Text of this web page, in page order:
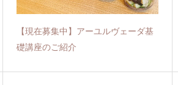
【現在募集中】アーユルヴェーダ基
礎講座のご紹介